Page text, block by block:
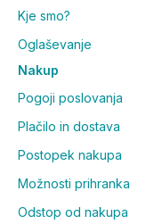
Surove
Način
pri temperaturi do
nedosegljivo.
Podjetje
d.o.o., Zavčeva
Za EuroSystem
Kje smo?
Oglaševanje
Nakup
Pogoji poslovanja
Plačilo in dostava
Postopek nakupa
Možnosti prihranka
Odstop od nakupa